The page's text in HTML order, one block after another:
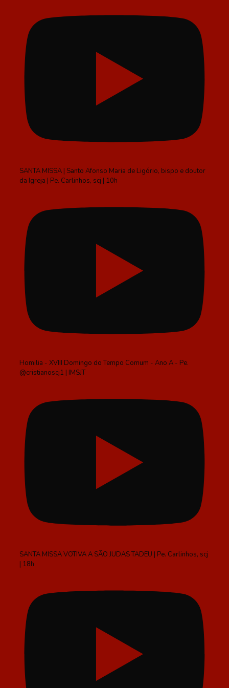
SANTA MISSA | Santo Afonso Maria de Ligório, bispo e doutor
da Igreja | Pe. Carlinhos, scj | 10h
Homilia - XVIII Domingo do Tempo Comum - Ano A - Pe.
@cristianoscj1 | IMSJT
SANTA MISSA VOTIVA A SÃO JUDAS TADEU | Pe. Carlinhos, scj
| 18h